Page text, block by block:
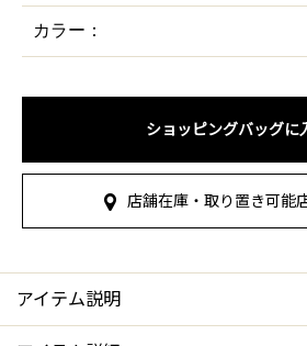
カラー：
ショッピングバッグに
店舗在庫・取り置き可能
アイテム説明